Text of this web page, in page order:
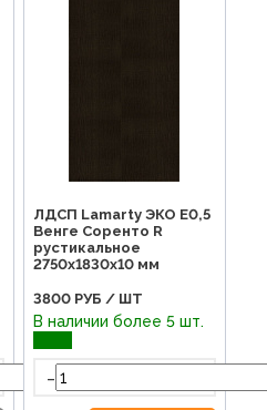
ЛДСП Lamarty ЭКО E0,5
Венге Соренто R
рустикальное
2750х1830х10 мм
3800 РУБ / ШТ
В наличии более 5 шт.
-